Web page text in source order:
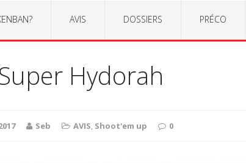
AVIS DOSSIERS PRÉCO
Hydorah
Seb AVIS, Shoot'em up 0